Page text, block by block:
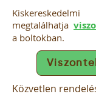
megtalálhatja
a boltokban.
Közvetlen